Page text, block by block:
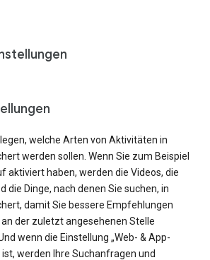
welche Arten von Aktivitäten in
werden sollen. Wenn Sie zum Beispiel
aktiviert haben, werden die Videos, die
die Dinge, nach denen Sie suchen, in
damit Sie bessere Empfehlungen
der zuletzt angesehenen Stelle
wenn die Einstellung „Web- & App-
werden Ihre Suchanfragen und